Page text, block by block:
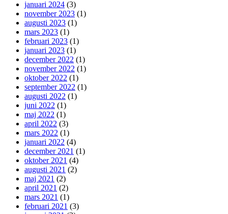
januari 2024 (3)
november 2023 (1)
augusti 2023 (1)
mars 2023 (1)
februari 2023 (1)
januari 2023 (1)
december 2022 (1)
november 2022 (1)
oktober 2022 (1)
september 2022 (1)
augusti 2022 (1)
juni 2022 (1)
maj 2022 (1)
april 2022 (3)
mars 2022 (1)
januari 2022 (4)
december 2021 (1)
oktober 2021 (4)
augusti 2021 (2)
maj 2021 (2)
april 2021 (2)
mars 2021 (1)
februari 2021 (3)